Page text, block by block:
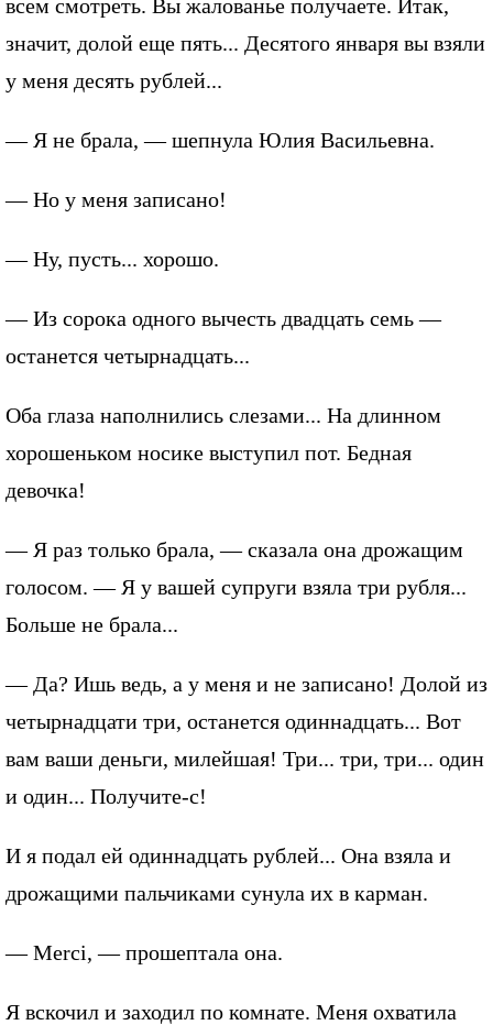
всем смотреть. Вы жалованье получаете. Итак,
значит, долой еще пять... Десятого января вы взяли
у меня десять рублей...
— Я не брала, — шепнула Юлия Васильевна.
— Но у меня записано!
— Ну, пусть... хорошо.
— Из сорока одного вычесть двадцать семь —
останется четырнадцать...
Оба глаза наполнились слезами... На длинном
хорошеньком носике выступил пот. Бедная
девочка!
— Я раз только брала, — сказала она дрожащим
голосом. — Я у вашей супруги взяла три рубля...
Больше не брала...
— Да? Ишь ведь, а у меня и не записано! Долой из
четырнадцати три, останется одиннадцать... Вот
вам ваши деньги, милейшая! Три... три, три... один
и один... Получите-с!
И я подал ей одиннадцать рублей... Она взяла и
дрожащими пальчиками сунула их в карман.
— Merci, — прошептала она.
Я вскочил и заходил по комнате. Меня охватила